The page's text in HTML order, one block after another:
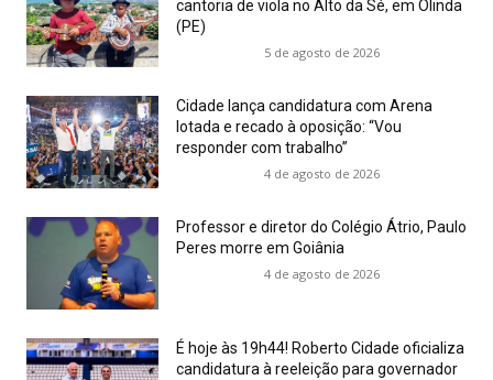
cantoria de viola no Alto da Sé, em Olinda
(PE)
5 de agosto de 2026
Cidade lança candidatura com Arena
lotada e recado à oposição: “Vou
responder com trabalho”
4 de agosto de 2026
Professor e diretor do Colégio Átrio, Paulo
Peres morre em Goiânia
4 de agosto de 2026
É hoje às 19h44! Roberto Cidade oficializa
candidatura à reeleição para governador